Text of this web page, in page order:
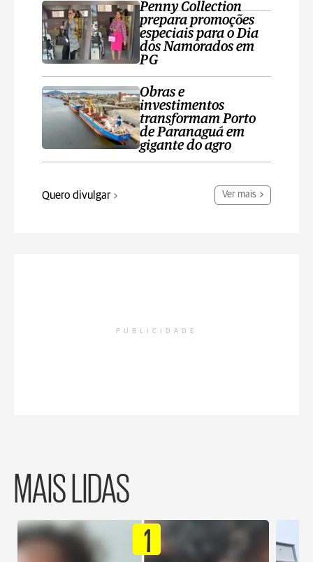
Penny Collection
prepara promoções
especiais para o Dia
dos Namorados em
PG
Obras e
investimentos
transformam Porto
de Paranaguá em
gigante do agro
Quero divulgar Ver mais
PUBLICIDADE
MAIS LIDAS
1